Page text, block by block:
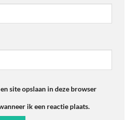
site opslaan in deze browser
ik een reactie plaats.